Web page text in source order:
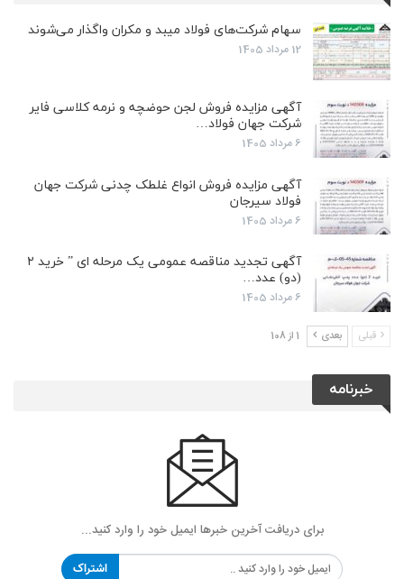
سهام شرکت‌های فولاد میبد و مکران واگذار می‌شوند
12 مرداد 1405
آگهی مزایده فروش لجن حوضچه و نرمه کلاسی فایر
شرکت جهان فولاد…
6 مرداد 1405
آگهی مزایده فروش انواع غلطک چدنی شرکت جهان
فولاد سیرجان
6 مرداد 1405
آگهی تجدید مناقصه عمومی یک مرحله ای ” خرید ۲
(دو) عدد…
6 مرداد 1405
قبلی بعدی 1 از 108
خبرنامه
برای دریافت آخرین خبرها ایمیل خود را وارد کنید...
اشتراک